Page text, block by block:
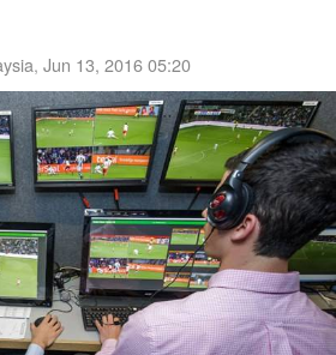
, Jun 13, 2016 05:20